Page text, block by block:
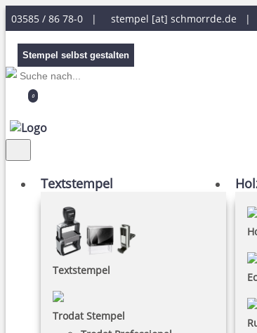
03585 / 86 78-0 | stempel [at] schmorrde.de |
Stempel selbst gestalten
0
Textstempel
Textstempel
Trodat Stempel